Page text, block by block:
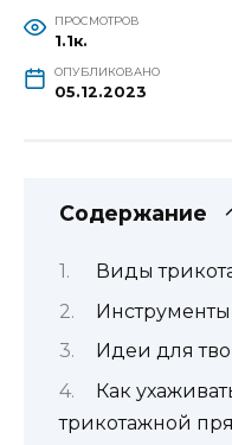
ПРОСМОТРОВ
1.1к.
ОПУБЛИКОВАНО
05.12.2023
Содержание
Виды
Инструменты
Идеи для
Как
трикотажной